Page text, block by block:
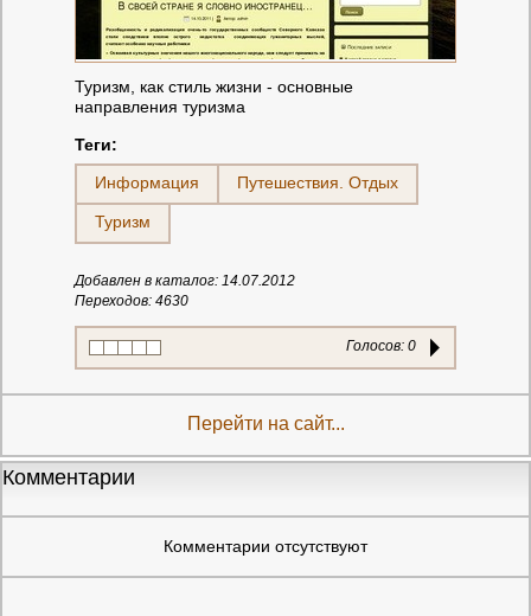
Туризм, как стиль жизни - основные
направления туризма
Теги:
Информация
Путешествия. Отдых
Туризм
Добавлен в каталог: 14.07.2012
Переходов: 4630
Голосов: 0
Перейти на сайт...
Комментарии
Комментарии отсутствуют